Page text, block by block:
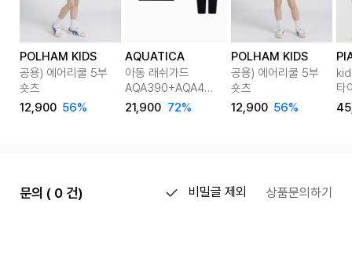
POLHAM KIDS
공용) 에어리쿨 5부
숏츠
12,900 56%
AQUATICA
아동 래쉬가드
AQA390+AQA421
반바지워터레깅스
only one
21,900 72%
POLHAM KIDS
공용) 에어리쿨 5부
숏츠
12,900 56%
타
맨
문의 ( 0 건) 비밀글 제외 상품문의하기